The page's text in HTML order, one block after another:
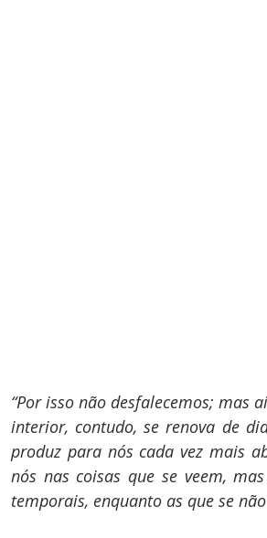
“Por isso não desfalecemos; mas
interior, contudo, se renova de
produz para nós cada vez mais
nós nas coisas que se veem,
temporais, enquanto as que se